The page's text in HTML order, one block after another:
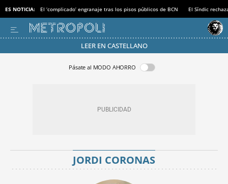
ES NOTICIA: El ‘complicado’ engranaje tras los pisos públicos de BCN El Síndic
LEER EN CASTELLANO
Pásate al MODO AHORRO
JORDI CORONAS